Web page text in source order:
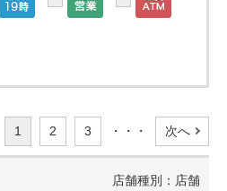
1 2 3 ・・・ 次へ
店舗種別：店舗